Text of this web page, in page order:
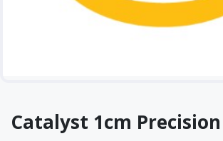
Catalyst 1cm